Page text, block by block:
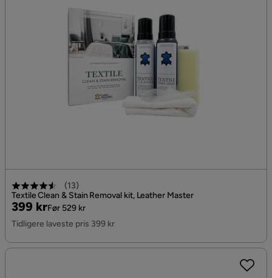
(13)
Textile Clean & Stain Removal kit, Leather Master
Pris
399 kr
Original
Pris
Før 529 kr
Tidligere laveste pris 399 kr